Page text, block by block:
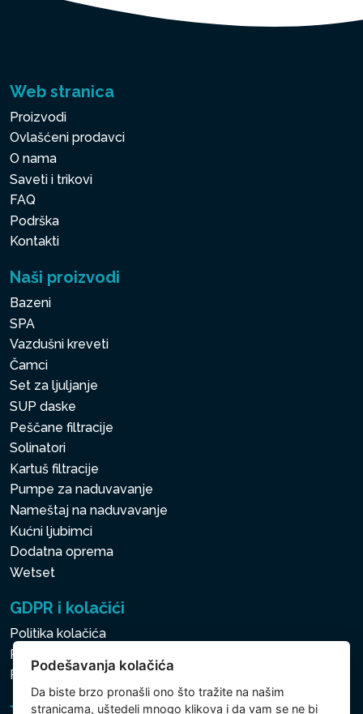
Web stranica
Proizvodi
Ovlašćeni prodavci
O nama
Saveti i trikovi
FAQ
Podrška
Kontakti
Naši proizvodi
Bazeni
SPA
Vazdušni kreveti
Čamci
Set za ljuljanje
SUP daske
Peščane filtracije
Solinatori
Kartuš filtracije
Pumpe za naduvavanje
Nameštaj na naduvavanje
Kućni ljubimci
Dodatna oprema
Wetset
GDPR i kolačići
Politika kolačića
Politika zaštite ličnih i drugih obrađivanih podataka
Politika kolačića
Podešavanja kolačića
Da biste brzo pronašli ono što tražite na našim
stranicama, uštedeli mnogo klikova i da vam se ne bi